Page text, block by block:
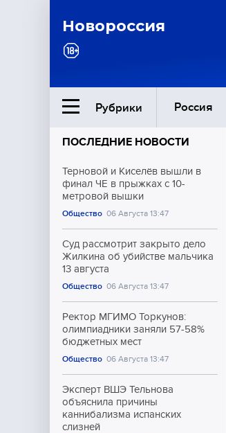
Новороссия
Рубрики Россия
Ближний Восток
Общество
Культура
ПОСЛЕДНИЕ НОВОСТИ
Терновой и Киселёв вышли в
финал ЧЕ в прыжках с 10-
метровой вышки
Общество 06 Августа 13:47
Суд рассмотрит закрыто дело
Жилкина об убийстве мальчика
13 августа
Общество 06 Августа 13:47
Ректор МГИМО Торкунов:
олимпиадники заняли 57-58%
бюджетных мест
Общество 06 Августа 13:47
Эксперт ВШЭ Тельнова
объяснила причины
каннибализма испанских
слизней